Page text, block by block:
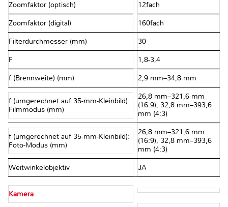
Zoomfaktor (optisch) 12fach
Zoomfaktor (digital) 160fach
Filterdurchmesser (mm) 30
F 1,8-3,4
f (Brennweite) (mm) 2,9 mm–34,8 mm
f (umgerechnet auf 35-mm-Kleinbild):
Filmmodus (mm)
26,8 mm–321,6 mm
(16:9), 32,8 mm–393,6
mm (4:3)
f (umgerechnet auf 35-mm-Kleinbild):
Foto-Modus (mm)
26,8 mm–321,6 mm
(16:9), 32,8 mm–393,6
mm (4:3)
Weitwinkelobjektiv JA
Kamera